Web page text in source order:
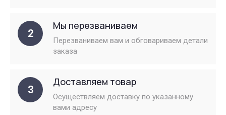
2
Мы перезваниваем
Перезваниваем вам и обговариваем детали
заказа
3
Доставляем товар
Осуществляем доставку по указанному
вами адресу